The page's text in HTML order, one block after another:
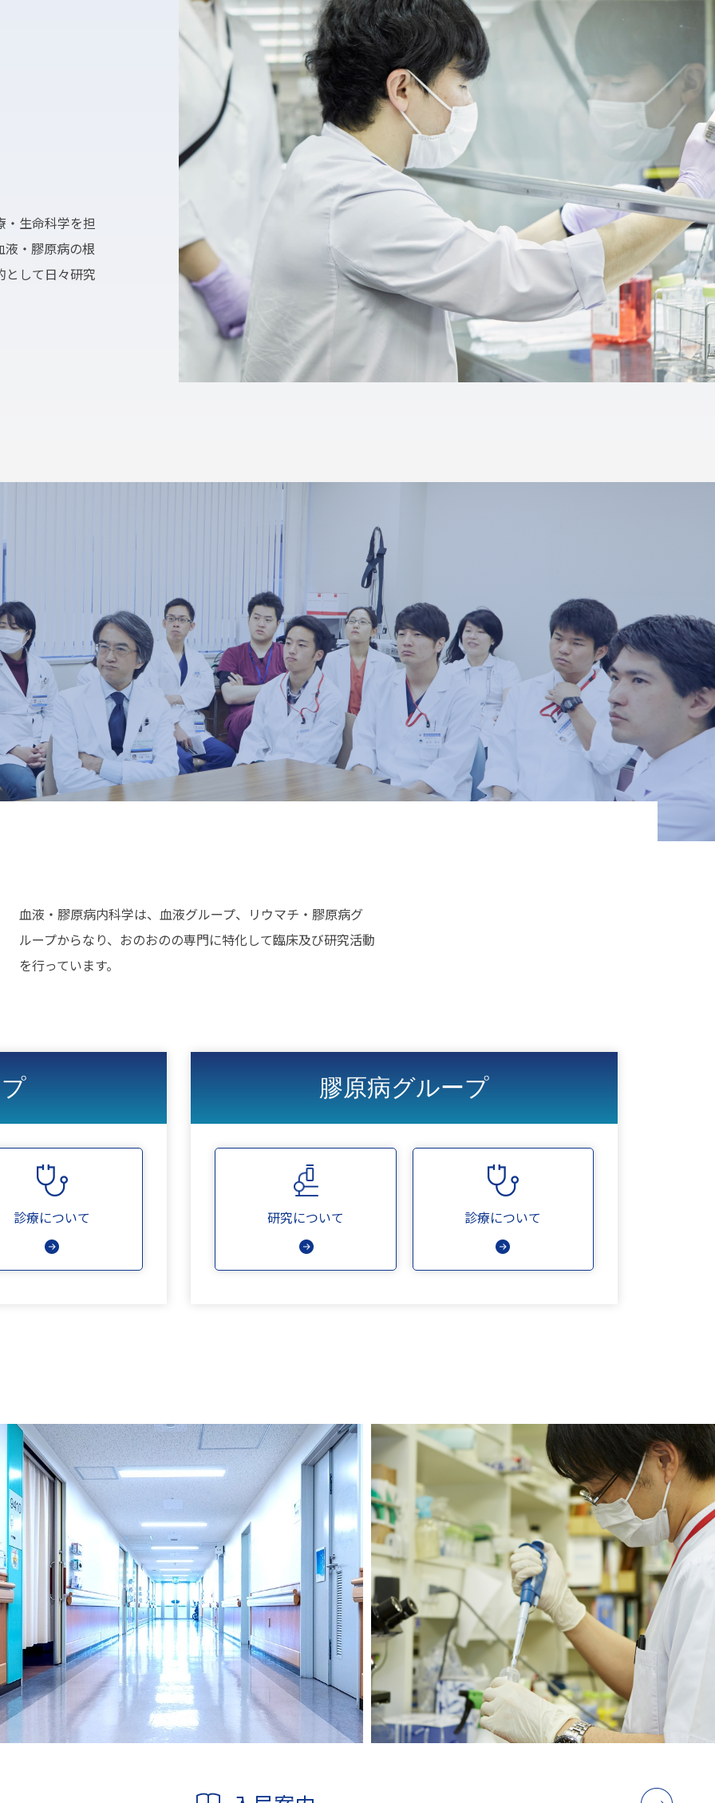
生命科学を担
・膠原病の根
として日々研究
血液・膠原病内科学は、血液グループ、リウマチ・膠原病グ
ループからなり、おのおのの専門に特化して臨床及び研究活動
を行っています。
診療について
膠原病グループ
研究について 診療について